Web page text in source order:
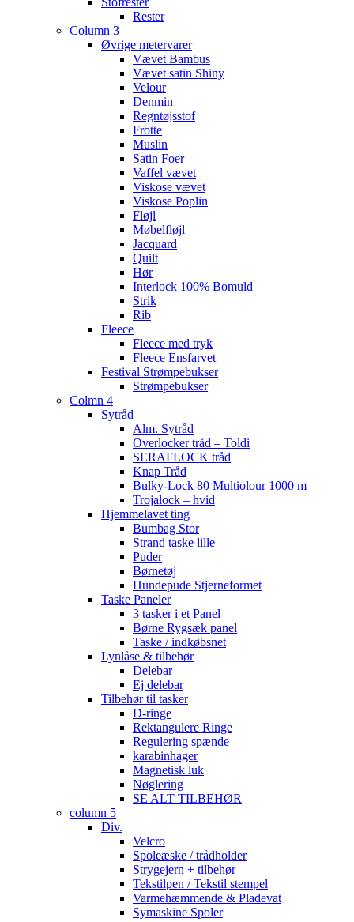
Rester
Column 3
Øvrige metervarer
Vævet Bambus
Vævet satin Shiny
Velour
Denmin
Regntøjsstof
Frotte
Muslin
Satin Foer
Vaffel vævet
Viskose vævet
Viskose Poplin
Fløjl
Møbelfløjl
Jacquard
Quilt
Hør
Interlock 100% Bomuld
Strik
Rib
Fleece
Fleece med tryk
Fleece Ensfarvet
Festival Strømpebukser
Strømpebukser
Colmn 4
Sytråd
Alm. Sytråd
Overlocker tråd – Toldi
SERAFLOCK tråd
Knap Tråd
Bulky-Lock 80 Multiolour 1000 m
Trojalock – hvid
Hjemmelavet ting
Bumbag Stor
Strand taske lille
Puder
Børnetøj
Hundepude Stjerneformet
Taske Paneler
3 tasker i et Panel
Børne Rygsæk panel
Taske / indkøbsnet
Lynlåse & tilbehør
Delebar
Ej delebar
Tilbehør til tasker
D-ringe
Rektangulere Ringe
Regulering spænde
karabinhager
Magnetisk luk
Nøglering
SE ALT TILBEHØR
column 5
Div.
Velcro
Spoleæske / trådholder
Strygejern + tilbehør
Tekstilpen / Tekstil stempel
Varmehæmmende & Pladevat
Symaskine Spoler